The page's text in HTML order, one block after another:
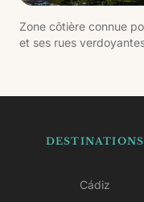
Zone côtière connue
et ses rues
DESTINATIONS
Cádiz